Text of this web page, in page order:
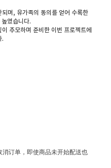
며, 유가족의 동의를 얻어 수록한
였습니다.
추모하며 준비한 이번 프로젝트에
.
订单，即使商品未开始配送也